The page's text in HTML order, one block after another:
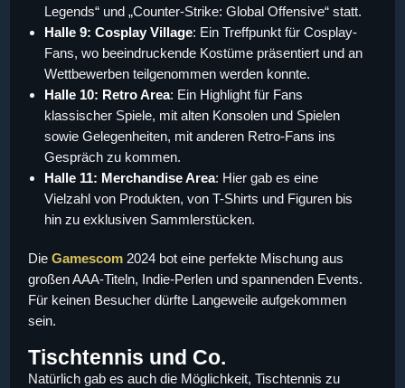
Legends“ und „Counter-Strike: Global Offensive“ statt.
Halle 9: Cosplay Village: Ein Treffpunkt für Cosplay-
Fans, wo beeindruckende Kostüme präsentiert und an
Wettbewerben teilgenommen werden konnte.
Halle 10: Retro Area: Ein Highlight für Fans
klassischer Spiele, mit alten Konsolen und Spielen
sowie Gelegenheiten, mit anderen Retro-Fans ins
Gespräch zu kommen.
Halle 11: Merchandise Area: Hier gab es eine
Vielzahl von Produkten, von T-Shirts und Figuren bis
hin zu exklusiven Sammlerstücken.
Die Gamescom 2024 bot eine perfekte Mischung aus
großen AAA-Titeln, Indie-Perlen und spannenden Events.
Für keinen Besucher dürfte Langeweile aufgekommen
sein.
Tischtennis und Co.
Natürlich gab es auch die Möglichkeit, Tischtennis zu